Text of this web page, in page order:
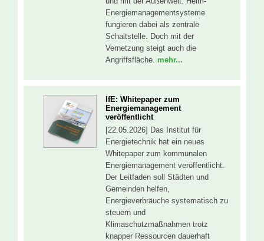
Energiemanagementsysteme
fungieren dabei als zentrale
Schaltstelle. Doch mit der
Vernetzung steigt auch die
Angriffsfläche. mehr...
IfE: Whitepaper zum
Energiemanagement
veröffentlicht
[22.05.2026] Das Institut für
Energietechnik hat ein neues
Whitepaper zum kommunalen
Energiemanagement veröffentlicht.
Der Leitfaden soll Städten und
Gemeinden helfen,
Energieverbräuche systematisch zu
steuern und
Klimaschutzmaßnahmen trotz
knapper Ressourcen dauerhaft